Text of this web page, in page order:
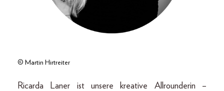
© Martin Hirtreiter
Ricarda Laner ist unsere kreative Allrounderin –